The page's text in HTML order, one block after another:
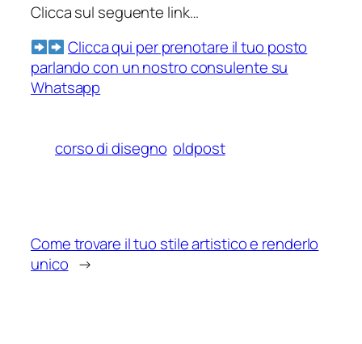
Clicca sul seguente link…
Clicca qui per prenotare il tuo posto
parlando con un nostro consulente su
Whatsapp
corso di disegno oldpost
Come trovare il tuo stile artistico e renderlo
unico →